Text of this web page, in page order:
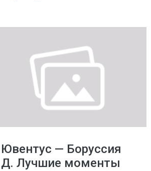
Ювентус — Боруссия
Д. Лучшие моменты